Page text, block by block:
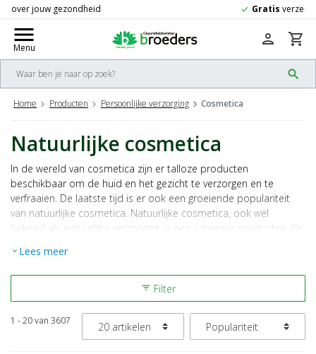
check
menu
Menu
search
person shopping_cart
Home Producten Persoonlijke verzorging Cosmetica
Natuurlijke cosmetica
In de wereld van cosmetica zijn er talloze producten
beschikbaar om de huid en het gezicht te verzorgen en te
verfraaien. De laatste tijd is er ook een groeiende populariteit
van natuurlijke cosmetica. Natuurlijke cosmetica, ook wel
bekend als natuurlijke verzorging, is een categorie producten die
vrij is van schadelijke chemicaliën.
expand_more Lees meer
filter_list Filter
1 - 20 van 3607